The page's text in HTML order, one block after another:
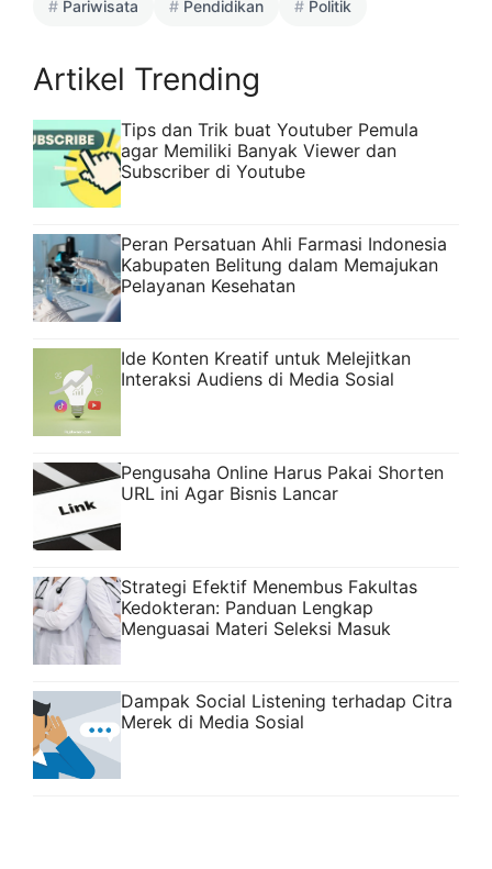
Pariwisata Pendidikan Politik
Artikel Trending
Tips dan Trik buat Youtuber Pemula
agar Memiliki Banyak Viewer dan
Subscriber di Youtube
Peran Persatuan Ahli Farmasi Indonesia
Kabupaten Belitung dalam Memajukan
Pelayanan Kesehatan
Ide Konten Kreatif untuk Melejitkan
Interaksi Audiens di Media Sosial
Pengusaha Online Harus Pakai Shorten
URL ini Agar Bisnis Lancar
Strategi Efektif Menembus Fakultas
Kedokteran: Panduan Lengkap
Menguasai Materi Seleksi Masuk
Dampak Social Listening terhadap Citra
Merek di Media Sosial